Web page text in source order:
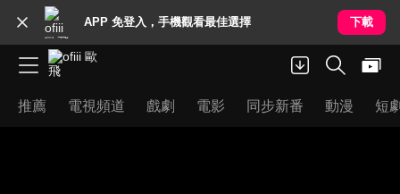
APP 免登入，手機觀看最佳選擇 下載
推薦 電視頻道 戲劇 電影 同步新番 動漫 短